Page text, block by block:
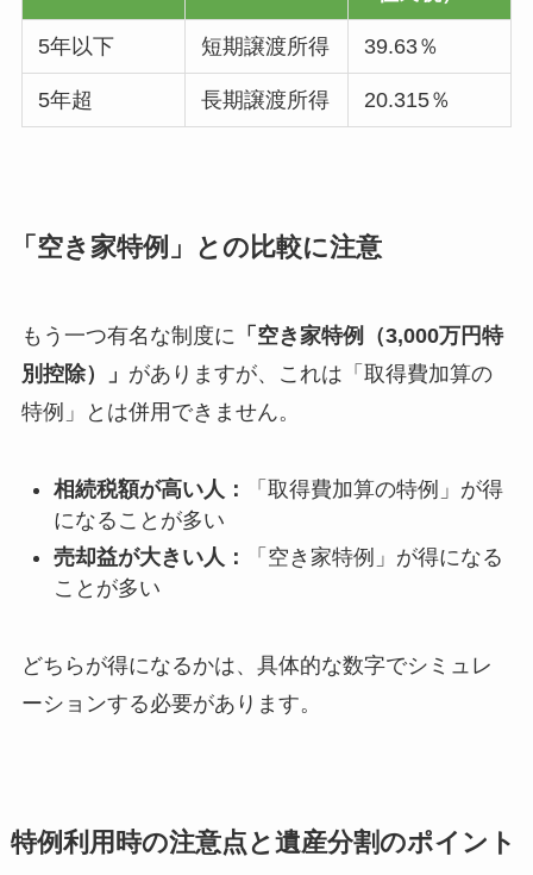
5年以下 短期譲渡所得 39.63％
5年超 長期譲渡所得 20.315％
「空き家特例」との比較に注意
もう一つ有名な制度に 「空き家特例（3,000万円特
別控除）」 がありますが、これは「取得費加算の
特例」とは併用できません。
相続税額が高い人：
「取得費加算の特例」が得
になることが多い
売却益が大きい人：
「空き家特例」が得になる
ことが多い
どちらが得になるかは、具体的な数字でシミュレ
ーションする必要があります。
特例利用時の注意点と遺産分割のポイント